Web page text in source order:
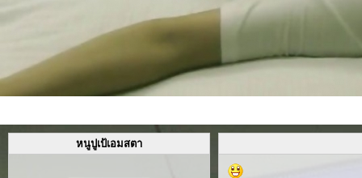
หนูปูเป้เอมสตา